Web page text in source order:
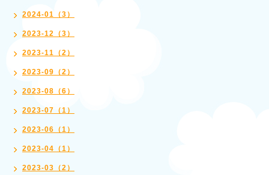
2024-01（3）
2023-12（3）
2023-11（2）
2023-09（2）
2023-08（6）
2023-07（1）
2023-06（1）
2023-04（1）
2023-03（2）